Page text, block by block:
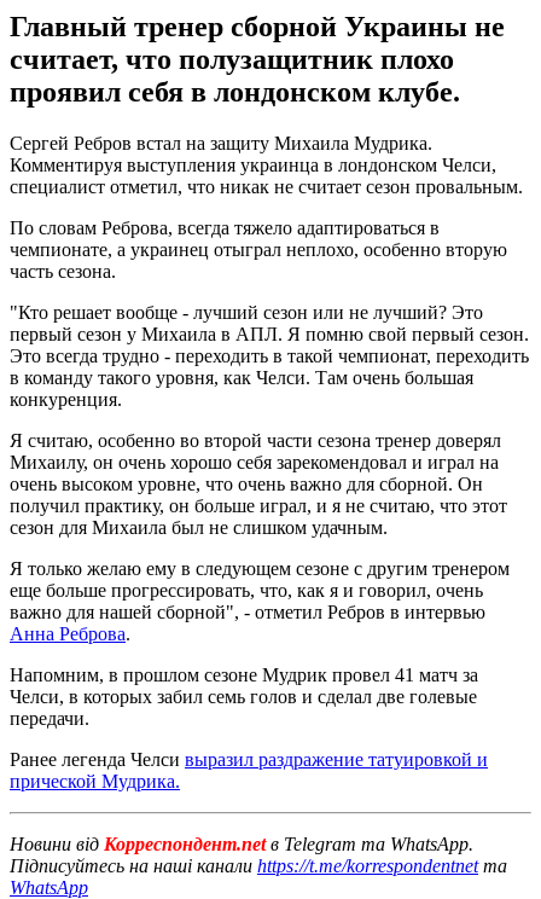
Главный тренер сборной Украины не
считает, что полузащитник плохо
проявил себя в лондонском клубе.
Сергей Ребров встал на защиту Михаила Мудрика.
Комментируя выступления украинца в лондонском Челси,
специалист отметил, что никак не считает сезон провальным.
По словам Реброва, всегда тяжело адаптироваться в
чемпионате, а украинец отыграл неплохо, особенно вторую
часть сезона.
"Кто решает вообще - лучший сезон или не лучший? Это
первый сезон у Михаила в АПЛ. Я помню свой первый сезон.
Это всегда трудно - переходить в такой чемпионат, переходить
в команду такого уровня, как Челси. Там очень большая
конкуренция.
Я считаю, особенно во второй части сезона тренер доверял
Михаилу, он очень хорошо себя зарекомендовал и играл на
очень высоком уровне, что очень важно для сборной. Он
получил практику, он больше играл, и я не считаю, что этот
сезон для Михаила был не слишком удачным.
Я только желаю ему в следующем сезоне с другим тренером
еще больше прогрессировать, что, как я и говорил, очень
важно для нашей сборной", - отметил Ребров в интервью
Анна Реброва.
Напомним, в прошлом сезоне Мудрик провел 41 матч за
Челси, в которых забил семь голов и сделал две голевые
передачи.
Ранее легенда Челси выразил раздражение татуировкой и
прической Мудрика.
Новини від Корреспондент.netв Telegram та WhatsApp.
Підписуйтесь на наші канали https://t.me/korrespondentnetта
WhatsApp